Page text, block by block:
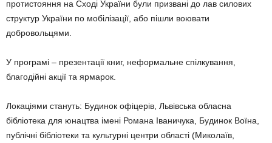
протистояння на Сході України були призвані до лав силових
структур України по мобілізації, або пішли воювати
добровольцями.
У програмі – презентації книг, неформальне спілкування,
благодійні акції та ярмарок.
Локаціями стануть: Будинок офіцерів, Львівська обласна
бібліотека для юнацтва імені Романа Іваничука, Будинок Воїна,
публічні бібліотеки та культурні центри області (Миколаїв,